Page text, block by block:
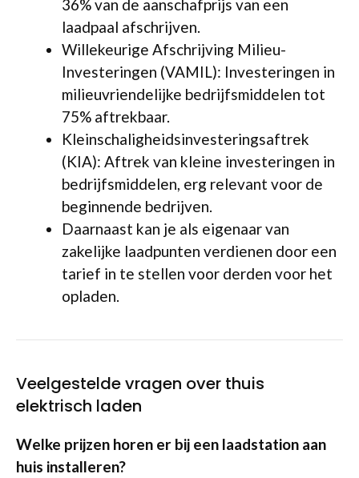
36% van de aanschafprijs van een
laadpaal afschrijven.
Willekeurige Afschrijving Milieu-
Investeringen (VAMIL): Investeringen in
milieuvriendelijke bedrijfsmiddelen tot
75% aftrekbaar.
Kleinschaligheidsinvesteringsaftrek
(KIA): Aftrek van kleine investeringen in
bedrijfsmiddelen, erg relevant voor de
beginnende bedrijven.
Daarnaast kan je als eigenaar van
zakelijke laadpunten verdienen door een
tarief in te stellen voor derden voor het
opladen.
Veelgestelde vragen over thuis
elektrisch laden
Welke prijzen horen er bij een laadstation aan
huis installeren?